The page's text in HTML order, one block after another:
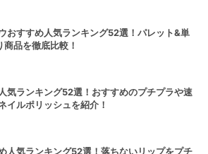
おすすめ人気ランキング52選！パレット&単
品を徹底比較！
気ランキング52選！おすすめのプチプラや速
イルポリッシュを紹介！
人気ランキング52選！落ちないリップをプチ